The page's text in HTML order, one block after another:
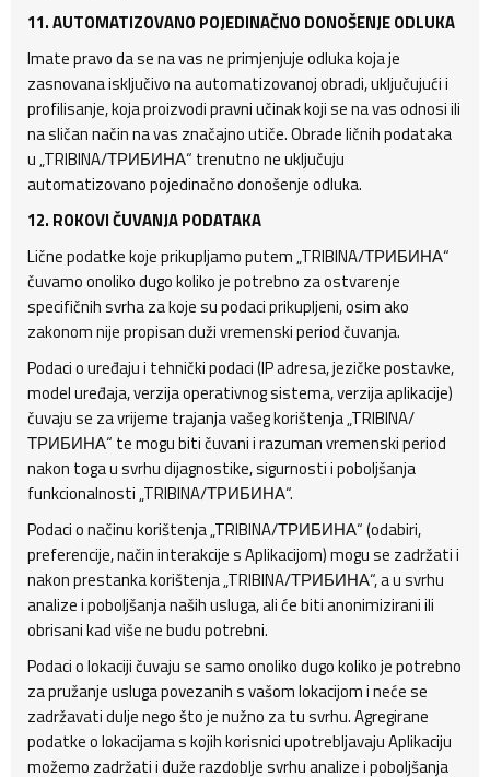
11. AUTOMATIZOVANO POJEDINAČNO DONOŠENJE ODLUKA
Imate pravo da se na vas ne primjenjuje odluka koja je
zasnovana isključivo na automatizovanoj obradi, uključujući i
profilisanje, koja proizvodi pravni učinak koji se na vas odnosi ili
na sličan način na vas značajno utiče. Obrade ličnih podataka
u „TRIBINA/ТРИБИНА“ trenutno ne uključuju
automatizovano pojedinačno donošenje odluka.
12. ROKOVI ČUVANJA PODATAKA
Lične podatke koje prikupljamo putem „TRIBINA/ТРИБИНА“
čuvamo onoliko dugo koliko je potrebno za ostvarenje
specifičnih svrha za koje su podaci prikupljeni, osim ako
zakonom nije propisan duži vremenski period čuvanja.
Podaci o uređaju i tehnički podaci (IP adresa, jezičke postavke,
model uređaja, verzija operativnog sistema, verzija aplikacije)
čuvaju se za vrijeme trajanja vašeg korištenja „TRIBINA/
ТРИБИНА“ te mogu biti čuvani i razuman vremenski period
nakon toga u svrhu dijagnostike, sigurnosti i poboljšanja
funkcionalnosti „TRIBINA/ТРИБИНА“.
Podaci o načinu korištenja „TRIBINA/ТРИБИНА“ (odabiri,
preferencije, način interakcije s Aplikacijom) mogu se zadržati i
nakon prestanka korištenja „TRIBINA/ТРИБИНА“, a u svrhu
analize i poboljšanja naših usluga, ali će biti anonimizirani ili
obrisani kad više ne budu potrebni.
Podaci o lokaciji čuvaju se samo onoliko dugo koliko je potrebno
za pružanje usluga povezanih s vašom lokacijom i neće se
zadržavati dulje nego što je nužno za tu svrhu. Agregirane
podatke o lokacijama s kojih korisnici upotrebljavaju Aplikaciju
možemo zadržati i duže razdoblje svrhu analize i poboljšanja